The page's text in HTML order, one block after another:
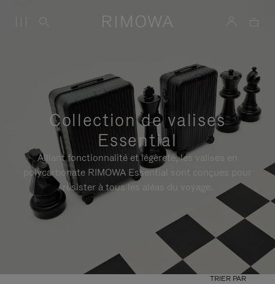
Collection de valises
Essential
Alliant fonctionnalité et légèreté, les valises en
polycarbonate RIMOWA Essential sont conçues pour
résister à tous les aléas du voyage.
TRIER PAR